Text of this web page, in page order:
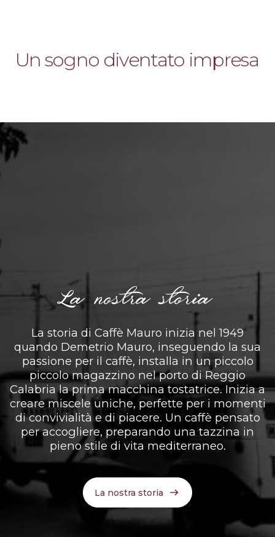
Un sogno diventato impresa
La nostra storia
La storia di Caffè Mauro inizia nel 1949
quando Demetrio Mauro, inseguendo la sua
passione per il caffè, installa in un piccolo
piccolo magazzino nel porto di Reggio
Calabria la prima macchina tostatrice. Inizia a
creare miscele uniche, perfette per i momenti
di convivialità e di piacere. Un caffè pensato
per accogliere, preparando una tazzina in
pieno stile di vita mediterraneo.
La nostra storia